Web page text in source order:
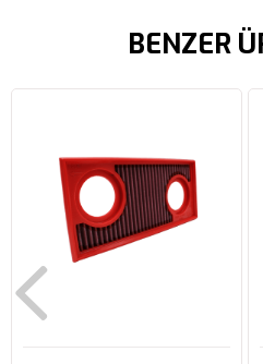
BENZER